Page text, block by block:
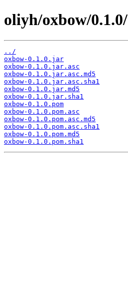
oliyh/oxbow/0.1.0/
../
oxbow-0.1.0.jar
oxbow-0.1.0.jar.asc
oxbow-0.1.0.jar.asc.md5
oxbow-0.1.0.jar.asc.sha1
oxbow-0.1.0.jar.md5
oxbow-0.1.0.jar.sha1
oxbow-0.1.0.pom
oxbow-0.1.0.pom.asc
oxbow-0.1.0.pom.asc.md5
oxbow-0.1.0.pom.asc.sha1
oxbow-0.1.0.pom.md5
oxbow-0.1.0.pom.sha1